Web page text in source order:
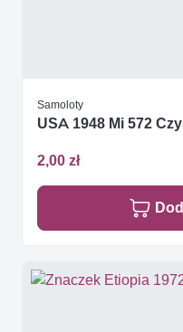
Samoloty
USA 1948 Mi 572
2,00 zł